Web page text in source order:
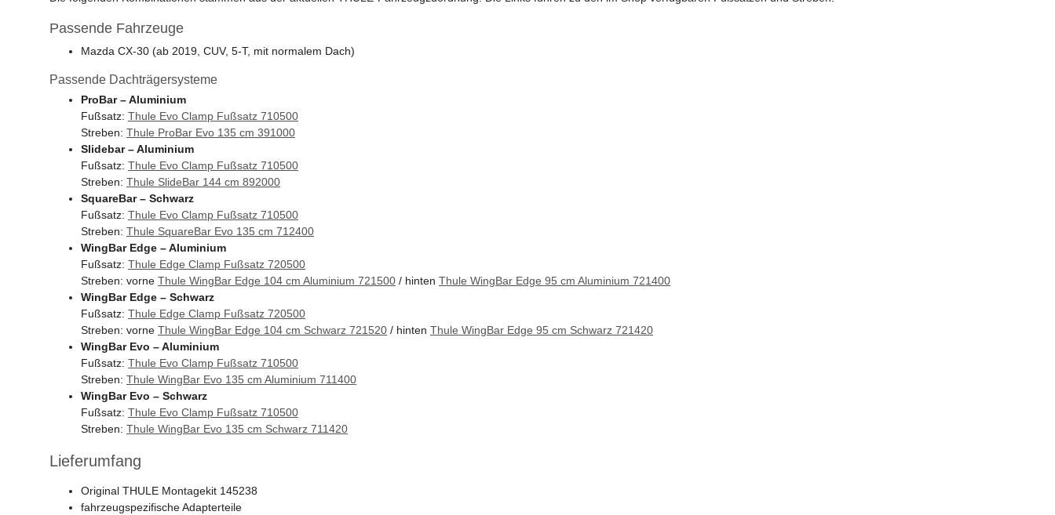
Passende Fahrzeuge
Mazda CX-30 (ab 2019, CUV, 5-T, mit normalem Dach)
Passende Dachträgersysteme
ProBar – Aluminium
Fußsatz: Thule Evo Clamp Fußsatz 710500
Streben: Thule ProBar Evo 135 cm 391000
Slidebar – Aluminium
Fußsatz: Thule Evo Clamp Fußsatz 710500
Streben: Thule SlideBar 144 cm 892000
SquareBar – Schwarz
Fußsatz: Thule Evo Clamp Fußsatz 710500
Streben: Thule SquareBar Evo 135 cm 712400
WingBar Edge – Aluminium
Fußsatz: Thule Edge Clamp Fußsatz 720500
Streben: vorne Thule WingBar Edge 104 cm Aluminium 721500 / hinten Thule WingBar Edge 95 cm Aluminium 721400
WingBar Edge – Schwarz
Fußsatz: Thule Edge Clamp Fußsatz 720500
Streben: vorne Thule WingBar Edge 104 cm Schwarz 721520 / hinten Thule WingBar Edge 95 cm Schwarz 721420
WingBar Evo – Aluminium
Fußsatz: Thule Evo Clamp Fußsatz 710500
Streben: Thule WingBar Evo 135 cm Aluminium 711400
WingBar Evo – Schwarz
Fußsatz: Thule Evo Clamp Fußsatz 710500
Streben: Thule WingBar Evo 135 cm Schwarz 711420
Lieferumfang
Original THULE Montagekit 145238
fahrzeugspezifische Adapterteile